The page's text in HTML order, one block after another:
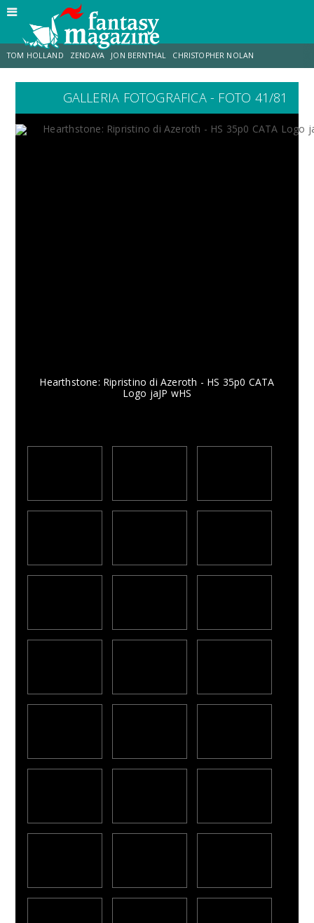
TOM HOLLAND ZENDAYA JON BERNTHAL CHRISTOPHER NOLAN
LUCCA COMICS & GAMES ODISSEA TRAMELL TILLMAN
GALLERIA FOTOGRAFICA - FOTO 41/81
Hearthstone: Ripristino di Azeroth - HS 35p0 CATA
Logo jaJP wHS